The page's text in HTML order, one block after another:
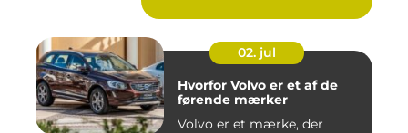
02. jul
Hvorfor Volvo er et af de
førende mærker
Volvo er et mærke, der